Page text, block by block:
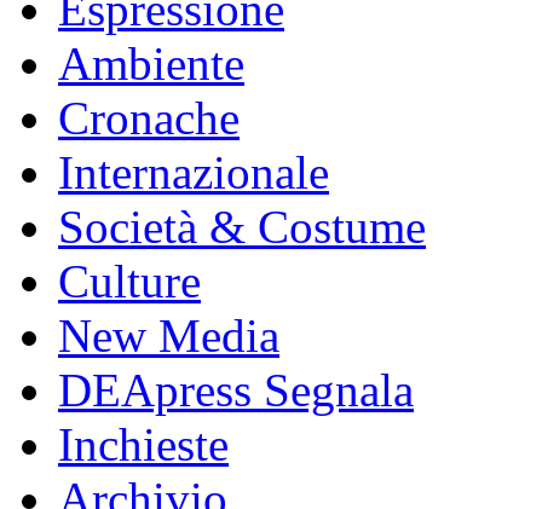
Ambiente
Cronache
Internazionale
Società & Costume
Culture
New Media
DEApress Segnala
Inchieste
Archivio